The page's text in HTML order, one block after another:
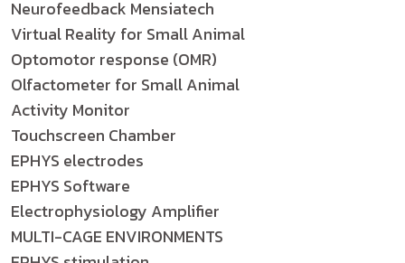
Neurofeedback Mensiatech
Virtual Reality for Small Animal
Optomotor response (OMR)
Olfactometer for Small Animal
Activity Monitor
Touchscreen Chamber
EPHYS electrodes
EPHYS Software
Electrophysiology Amplifier
MULTI-CAGE ENVIRONMENTS